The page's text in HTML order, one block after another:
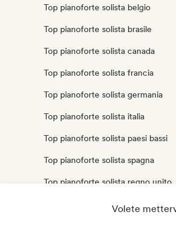
Top pianoforte solista belgio
Top pianoforte solista brasile
Top pianoforte solista canada
Top pianoforte solista francia
Top pianoforte solista germania
Top pianoforte solista italia
Top pianoforte solista paesi bassi
Top pianoforte solista spagna
Top pianoforte solista regno unito
Top pianoforte solista stati uniti
Volete